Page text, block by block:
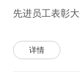
先进员工表彰大
详情